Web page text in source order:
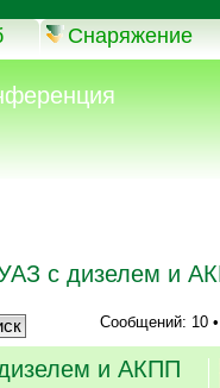
Снаряжение
с дизелем и
Сообщений: 10
и АКПП